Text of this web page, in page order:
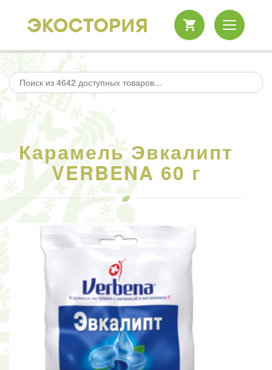
Карамель Эвкалипт
VERBENA 60 г